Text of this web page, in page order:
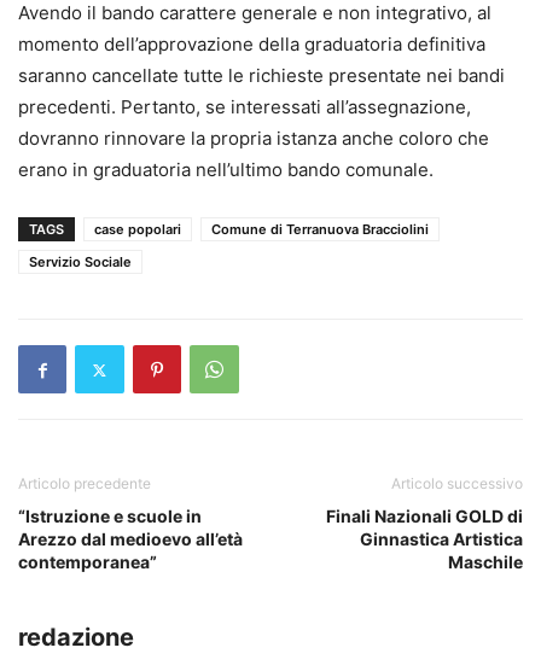
Avendo il bando carattere generale e non integrativo, al
momento dell’approvazione della graduatoria definitiva
saranno cancellate tutte le richieste presentate nei bandi
precedenti. Pertanto, se interessati all’assegnazione,
dovranno rinnovare la propria istanza anche coloro che
erano in graduatoria nell’ultimo bando comunale.
TAGS case popolari
Comune di Terranuova Bracciolini
Servizio Sociale
Articolo precedente
“Istruzione e scuole in
Arezzo dal medioevo all’età
contemporanea”
Articolo successivo
Finali Nazionali GOLD di
Ginnastica Artistica
Maschile
redazione